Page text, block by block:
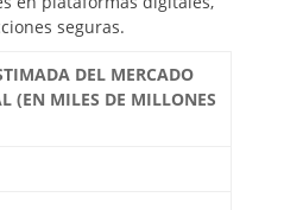
seguras.
DEL MERCADO
(EN MILES DE MILLONES